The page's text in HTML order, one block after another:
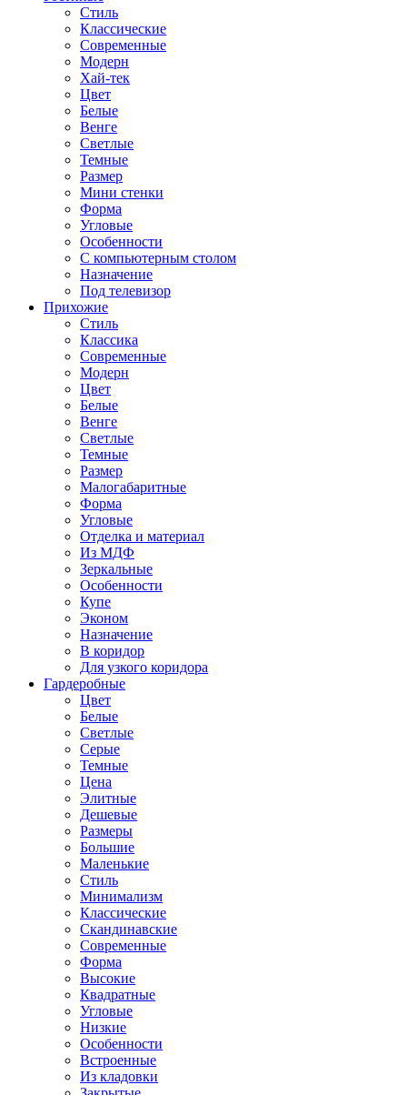
Стиль
Классические
Современные
Модерн
Хай-тек
Цвет
Белые
Венге
Светлые
Темные
Размер
Мини стенки
Форма
Угловые
Особенности
С компьютерным столом
Назначение
Под телевизор
Прихожие
Стиль
Классика
Современные
Модерн
Цвет
Белые
Венге
Светлые
Темные
Размер
Малогабаритные
Форма
Угловые
Отделка и материал
Из МДФ
Зеркальные
Особенности
Купе
Эконом
Назначение
В коридор
Для узкого коридора
Гардеробные
Цвет
Белые
Светлые
Серые
Темные
Цена
Элитные
Дешевые
Размеры
Большие
Маленькие
Стиль
Минимализм
Классические
Скандинавские
Современные
Форма
Высокие
Квадратные
Угловые
Низкие
Особенности
Встроенные
Из кладовки